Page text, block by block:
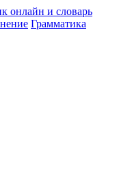
Грамматика